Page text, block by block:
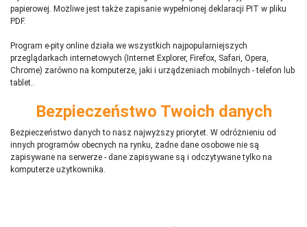
papierowej. Możliwe jest także zapisanie wypełnionej deklaracji PIT w pliku
PDF.
Program e-pity online działa we wszystkich najpopularniejszych
przeglądarkach internetowych (Internet Explorer, Firefox, Safari, Opera,
Chrome) zarówno na komputerze, jaki i urządzeniach mobilnych - telefon lub
tablet..
Bezpieczeństwo Twoich danych
Bezpieczeństwo danych to nasz najwyższy priorytet. W odróżnieniu od
innych programów obecnych na rynku, żadne dane osobowe nie są
zapisywane na serwerze - dane zapisywane są i odczytywane tylko na
komputerze użytkownika.